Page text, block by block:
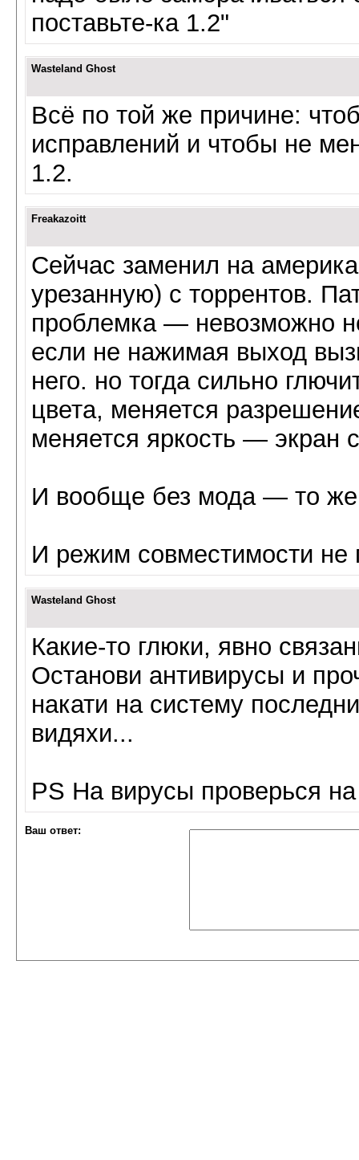
поставьте-ка 1.2"
Wasteland Ghost
Всё по той же причине:
исправлений и чтобы не
1.2.
Freakazoitt
Сейчас заменил на
урезанную) с торрентов.
проблемка — невозможно
если не нажимая выход
него. но тогда сильно
цвета, меняется
меняется яркость — экран
И вообще без мода — то
И режим совместимости не
Wasteland Ghost
Какие-то глюки, явно
Останови антивирусы и
накати на систему
видяхи...
PS На вирусы проверься
Ваш ответ: